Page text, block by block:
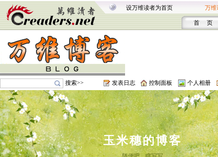
设万维读者为首页 万维
首 页
搜索>> 发表日志 控制面板 个人相册
玉米穗的博客